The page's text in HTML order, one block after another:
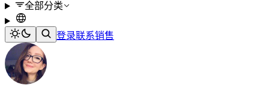
全部分类
登录联系销售